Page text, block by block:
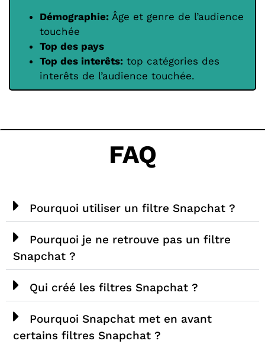
Démographie: Âge et genre de l’audience
touchée
Top des pays
Top des interêts: top catégories des
interêts de l’audience touchée.
FAQ
Pourquoi utiliser un filtre Snapchat ?
Pourquoi je ne retrouve pas un filtre
Snapchat ?
Qui créé les filtres Snapchat ?
Pourquoi Snapchat met en avant
certains filtres Snapchat ?